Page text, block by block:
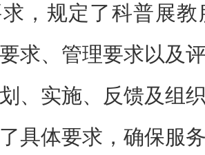
，规定了科普展
求、管理要求以及
、实施、反馈及组
具体要求，确保服